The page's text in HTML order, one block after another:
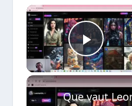
Play